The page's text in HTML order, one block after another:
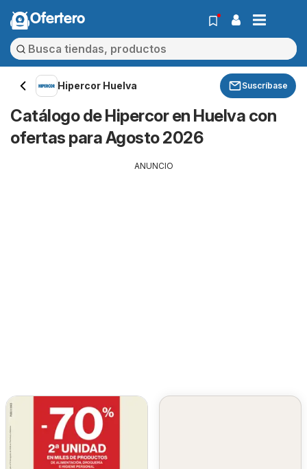
Ofertero
Hipercor Huelva Suscríbase
Catálogo de Hipercor en Huelva con
ofertas para Agosto 2026
ANUNCIO